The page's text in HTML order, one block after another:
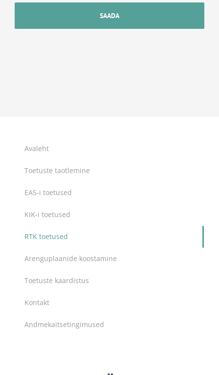
Avaleht
Toetuste taotlemine
EAS-i toetused
KIK-i toetused
RTK toetused
Arenguplaanide koostamine
Toetuste kaardistus
Kontakt
Andmekaitsetingimused